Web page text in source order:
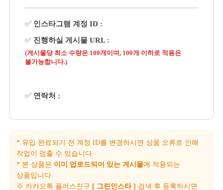
✅ 인스타그램 계정 ID :
✅ 진행하실 게시물 URL :
(게시물당 최소 수량은 100개이며, 100개 이하로 적용은
불가능합니다.)
✅ 연락처 :
* 유입 완료되기 전 계정 ID를 변경하시면 상품 오류로 인해
작업이 멈출 수 있습니다.
* 본 상품은 이미 업로드되어 있는 게시물에 적용되는
상품입니다.
※ 카카오톡 플러스친구 [ 그린인스타 ] 검색 후 등록하시면